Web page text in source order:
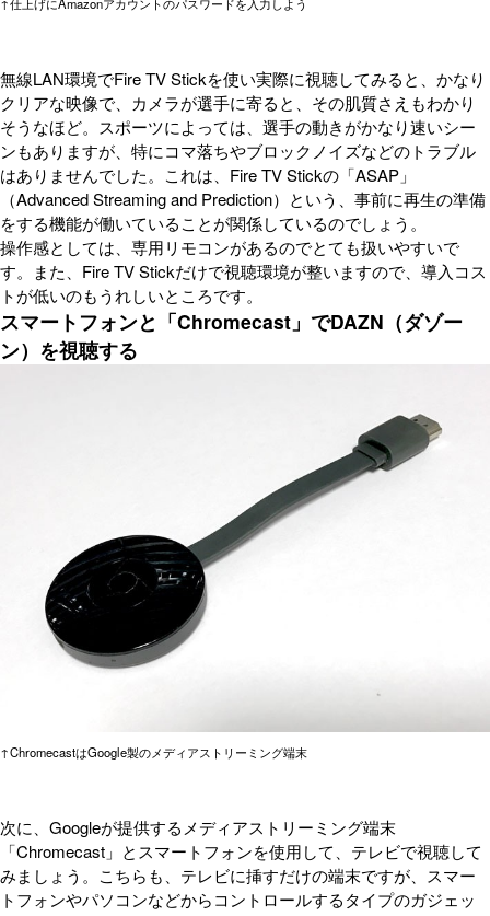
無線LAN環境でFire TV Stickを使い実際に視聴してみると、かなり
クリアな映像で、カメラが選手に寄ると、その肌質さえもわかり
そうなほど。スポーツによっては、選手の動きがかなり速いシー
ンもありますが、特にコマ落ちやブロックノイズなどのトラブル
はありませんでした。これは、Fire TV Stickの「ASAP」
（Advanced Streaming and Prediction）という、事前に再生の準備
をする機能が働いていることが関係しているのでしょう。
操作感としては、専用リモコンがあるのでとても扱いやすいで
す。また、Fire TV Stickだけで視聴環境が整いますので、導入コス
トが低いのもうれしいところです。
スマートフォンと「Chromecast」でDAZN（ダゾー
ン）を視聴する
↑ChromecastはGoogle製のメディアストリーミング端末
次に、Googleが提供するメディアストリーミング端末
「Chromecast」とスマートフォンを使用して、テレビで視聴して
みましょう。こちらも、テレビに挿すだけの端末ですが、スマー
トフォンやパソコンなどからコントロールするタイプのガジェッ